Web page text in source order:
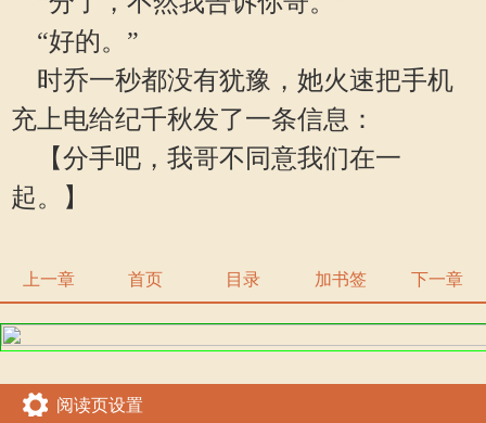
“好的。”
时乔一秒都没有犹豫，她火速把手机
充上电给纪千秋发了一条信息：
【分手吧，我哥不同意我们在一
起。】
上一章 首页 目录 加书签 下一章
阅读页设置